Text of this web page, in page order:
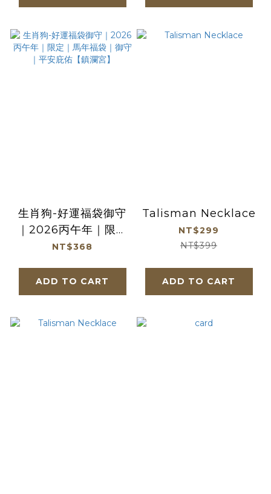
生肖狗-好運福袋御守
｜2026丙午年｜限定
｜馬年福袋｜御守｜平
NT$368
ADD TO CART
Talisman Necklace
NT$299
NT$399
ADD TO CART